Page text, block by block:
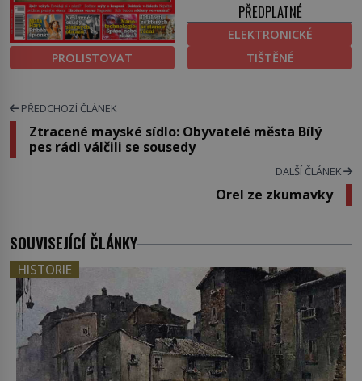
PROLISTOVAT
PŘEDPLATNÉ
ELEKTRONICKÉ
TIŠTĚNÉ
PŘEDCHOZÍ ČLÁNEK
Ztracené mayské sídlo: Obyvatelé města Bílý
pes rádi válčili se sousedy
DALŠÍ ČLÁNEK
Orel ze zkumavky
SOUVISEJÍCÍ ČLÁNKY
HISTORIE